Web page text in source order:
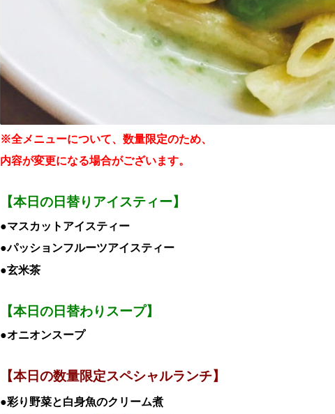
※全メニューについて、数量限定のため、
内容が変更になる場合がございます。
【本日の日替りアイスティー】
●マスカットアイスティー
●パッションフルーツアイスティー
●玄米茶
【本日の日替わりスープ】
●オニオンスープ
【本日の数量限定スペシャルランチ】
●彩り野菜と白身魚のクリーム煮